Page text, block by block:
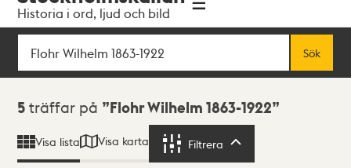
navigationen
huvudinnehållet
Historia i ord, ljud och bild
Sök
Sök
Sökresultat
5 träffar på Flohr Wilhelm 1863-1922
Visa lista Visa karta Filtrera